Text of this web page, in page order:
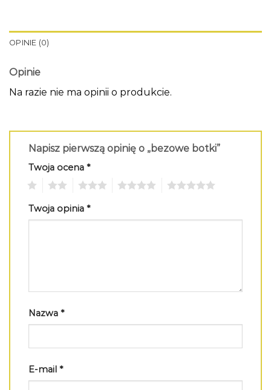
OPINIE (0)
Opinie
Na razie nie ma opinii o produkcie.
Napisz pierwszą opinię o „bezowe botki”
Twoja ocena *
Twoja opinia *
Nazwa *
E-mail *